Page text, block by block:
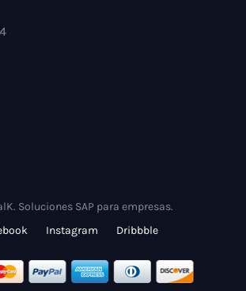
Soluciones SAP para empresas.
Instagram Dribbble